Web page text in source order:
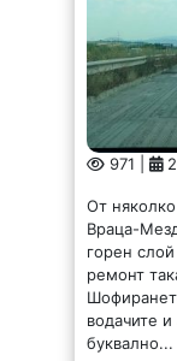
971 |
От
Враца-
горен
ремонт
водачите
буквално...